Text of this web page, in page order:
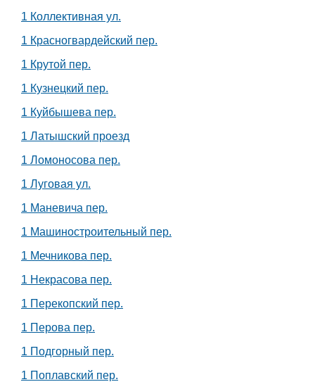
1 Коллективная ул.
1 Красногвардейский пер.
1 Крутой пер.
1 Кузнецкий пер.
1 Куйбышева пер.
1 Латышский проезд
1 Ломоносова пер.
1 Луговая ул.
1 Маневича пер.
1 Машиностроительный пер.
1 Мечникова пер.
1 Некрасова пер.
1 Перекопский пер.
1 Перова пер.
1 Подгорный пер.
1 Поплавский пер.